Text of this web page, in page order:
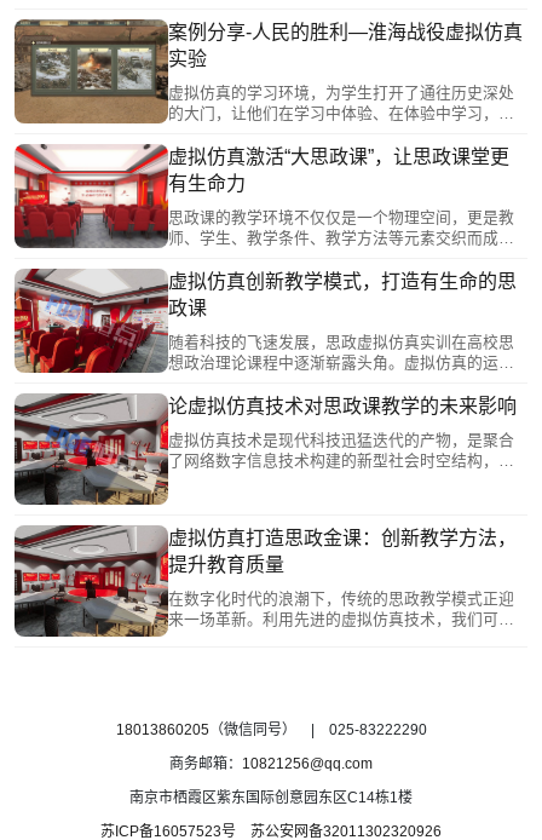
实结合教学区，支持传统授课、在线沉浸式课程等
多种教学模式。虚拟仿真技术的应用，不仅破解了
传统思政与党建教育的困境，也为新时代教育注入
了新的活力。
案例分享-人民的胜利—淮海战役虚拟仿真
实验
虚拟仿真的学习环境，为学生打开了通往历史深处
的大门，让他们在学习中体验、在体验中学习，不
虚拟仿真激活“大思政课”，让思政课堂更
有生命力
思政课的教学环境不仅仅是一个物理空间，更是教
师、学生、教学条件、教学方法等元素交织而成的
学场域得以拓展，从传统的单一场域转变为更加丰
富多彩的多维场域，极大地增强了教学的沉浸感和
实效性。
虚拟仿真创新教学模式，打造有生命的思
政课
随着科技的飞速发展，思政虚拟仿真实训在高校思
想政治理论课程中逐渐崭露头角。虚拟仿真的运
变，增强了师生之间的交互性和共情感，有利于把
习体验。从而帮助学生塑造正确的世界观、人生
观、价值观，让传统的思政教学模式活起来。
论虚拟仿真技术对思政课教学的未来影响
虚拟仿真技术是现代科技迅猛迭代的产物，是聚合
了网络数字信息技术构建的新型社会时空结构，为
升思政课教学吸引力、亲和力、感染力，增强学生
获得感的必需。
虚拟仿真打造思政金课：创新教学方法，
提升教育质量
在数字化时代的浪潮下，传统的思政教学模式正迎
来一场革新。利用先进的虚拟仿真技术，我们可以
18013860205（微信同号） | 025-83222290
商务邮箱： 10821256@qq.com
南京市栖霞区紫东国际创意园东区C14栋1楼
苏ICP备16057523号
苏公安网备32011302320926